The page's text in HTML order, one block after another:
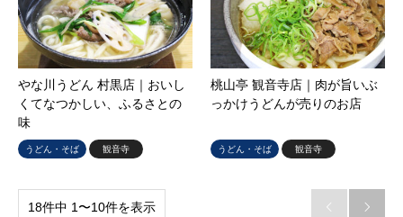
やな川うどん 村黒店｜おいし
くてなつかしい、ふるさとの
味
うどん・そば 観音寺
桃山亭 観音寺店｜肉が旨いぶ
っかけうどんが売りのお店
うどん・そば 観音寺
18件中 1〜10件を表示  